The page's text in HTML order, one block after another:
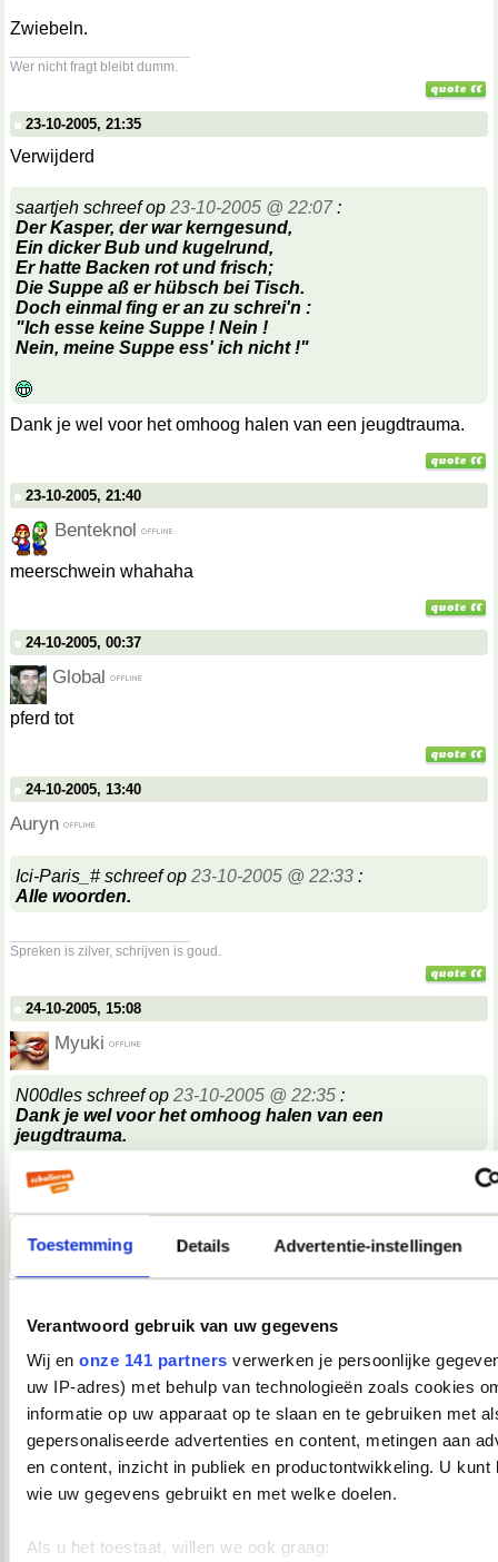
Toestemming Details Advertentie-instellingen
Verantwoord gebruik van uw gegevens
Wij en onze 141 partners verwerken je persoonlijke
uw IP-adres) met behulp van technologieën zoals cookies
informatie op uw apparaat op te slaan en te gebruiken met
gepersonaliseerde advertenties en content, metingen aan
en content, inzicht in publiek en productontwikkeling. U kunt
wie uw gegevens gebruikt en met welke doelen.
Als u het toestaat, willen we ook graag:
Zwiebeln.
Wer nicht fragt bleibt dumm.
23-10-2005, 21:35
Verwijderd
saartjeh schreef op 23-10-2005 @ 22:07:
Der Kasper, der war kerngesund,
Ein dicker Bub und kugelrund,
Er hatte Backen rot und frisch;
Die Suppe aß er hübsch bei Tisch.
Doch einmal fing er an zu schrei'n :
"Ich esse keine Suppe ! Nein !
Nein, meine Suppe ess' ich nicht !"
Dank je wel voor het omhoog halen van een jeugdtrauma.
23-10-2005, 21:40
Benteknol
meerschwein whahaha
24-10-2005, 00:37
Global
pferd tot
24-10-2005, 13:40
Auryn
Ici-Paris_# schreef op 23-10-2005 @ 22:33 :
Alle woorden.
Spreken is zilver, schrijven is goud.
24-10-2005, 15:08
Myuki
N00dles schreef op 23-10-2005 @ 22:35 :
Dank je wel voor het omhoog halen van een
jeugdtrauma.
hij gaat dood
__________________
To eu zèn
24-10-2005, 15:27
Verwijderd
Faulpelz (=luilak
24-10-2005, 15:45
poetic_tragedy
t leek op kaiserschwanz en was een duitse pannenkoek...